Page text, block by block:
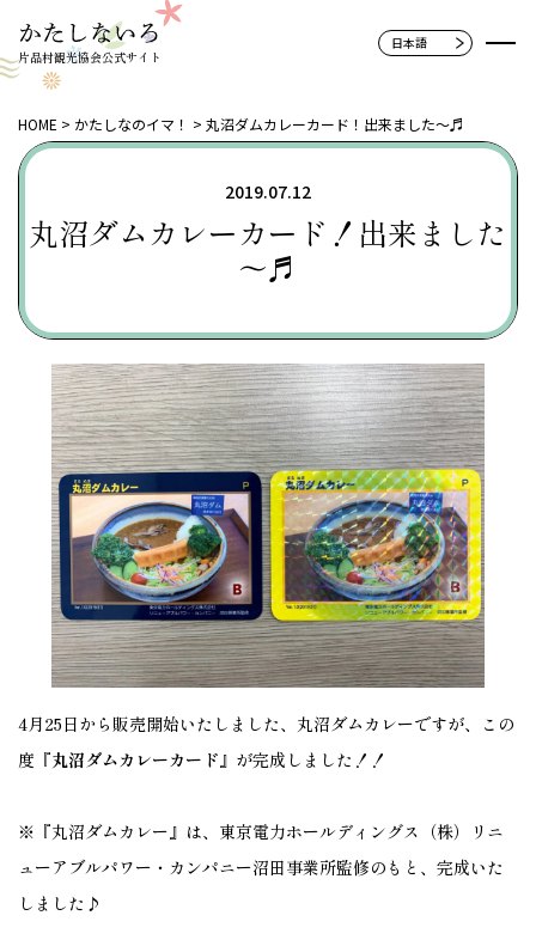
片品村観光協会公式サイト
HOME かたしなのイマ！ 丸沼ダムカレーカード！出来ました～♬
2019.07.12
丸沼ダムカレーカード！出来ました
～♬
4月25日から販売開始いたしました、丸沼ダムカレーですが、この
度 『丸沼ダムカレーカード』 が完成しました！！
※『丸沼ダムカレー』は、東京電力ホールディングス（株）リニ
ューアブルパワー・カンパニー沼田事業所監修のもと、完成いた
しました♪